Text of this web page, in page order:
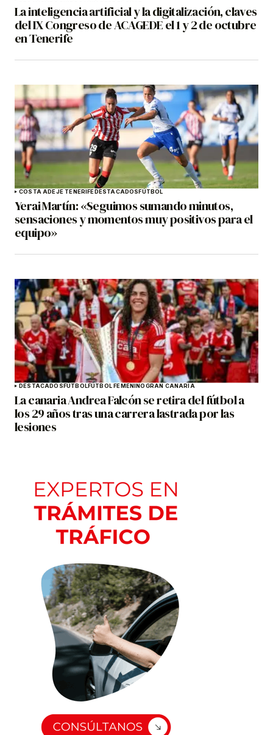
La inteligencia artificial y la digitalización, claves
del IX Congreso de ACAGEDE el 1 y 2 de octubre
en Tenerife
COSTA ADEJE TENERIFEDESTACADOSFÚTBOL
Yerai Martín: «Seguimos sumando minutos,
sensaciones y momentos muy positivos para el
equipo»
DESTACADOSFÚTBOLFÚTBOL FEMENINOGRAN CANARIA
La canaria Andrea Falcón se retira del fútbol a
los 29 años tras una carrera lastrada por las
lesiones